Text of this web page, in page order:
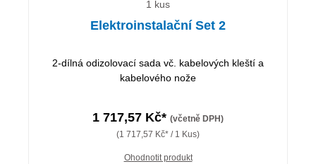
1 kus
Elektroinstalační Set 2
2-dílná odizolovací sada vč. kabelových kleští a
kabelového nože
1 717,57 Kč* (včetně DPH)
(1 717,57 Kč* / 1 Kus)
Ohodnotit produkt